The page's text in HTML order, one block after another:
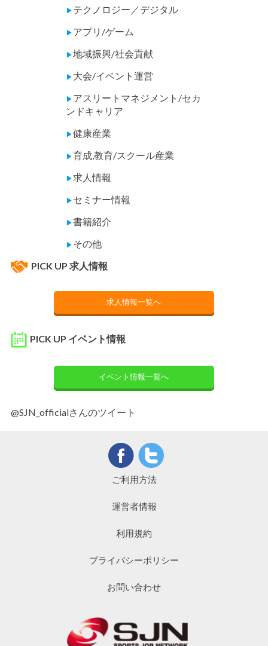
▶ テクノロジー／デジタル
▶ アプリ/ゲーム
▶地域振興/社会貢献
▶ 大会/イベント運営
▶ アスリートマネジメント/セカ
ンドキャリア
▶健康産業
▶育成,教育/スクール産業
▶求人情報
▶ セミナー情報
▶書籍紹介
▶ その他
PICK UP 求人情報
求人情報一覧へ
PICK UP イベント情報
イベント情報一覧へ
@SJN_officialさんのツイート
ご利用方法
運営者情報
利用規約
プライバシーポリシー
お問い合わせ